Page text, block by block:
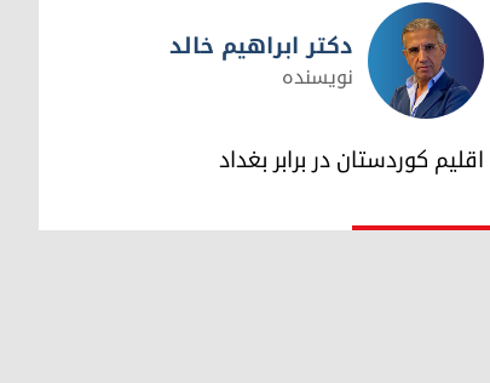
دکتر ابراهیم خالد
دکتر ابراهیم خالد
نویسنده
اقلیم کوردستان در برابر بغداد